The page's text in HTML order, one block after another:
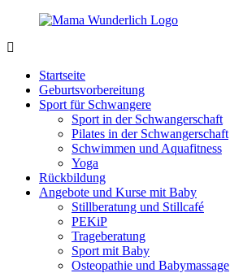
Zurück
Inhalt
sein
wunderbar!
Startseite
Geburtsvorbereitung
Sport für Schwangere
Sport in der Schwangerschaft
Pilates in der Schwangerschaft
Schwimmen und Aquafitness
Yoga
Rückbildung
Angebote und Kurse mit Baby
Stillberatung und Stillcafé
PEKiP
Trageberatung
Sport mit Baby
Osteopathie und Babymassage